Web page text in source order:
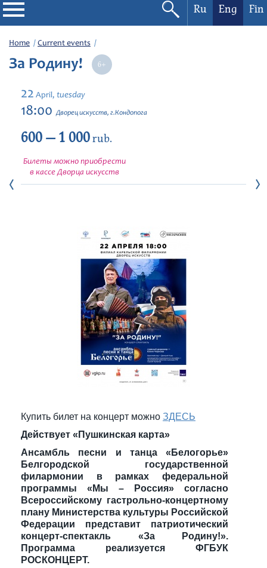
Philharmonic
Current events
Festivals
Ru Eng Fin
Home Current events
За Родину!
22 April, tuesday
18:00 Дворец искусств, г.Кондопога
600 — 1 000rub.
Билеты можно приобрести
в кассе Дворца искусств
Купить билет на концерт можно ЗДЕСЬ
Действует «Пушкинская карта»
Ансамбль песни и танца «Белогорье»
Белгородской государственной
филармонии в рамках федеральной
программы «Мы – Россия» согласно
Всероссийскому гастрольно-концертному
плану Министерства культуры Российской
Федерации представит патриотический
концерт-спектакль «За Родину!».
Программа реализуется ФГБУК
РОСКОНЦЕРТ.